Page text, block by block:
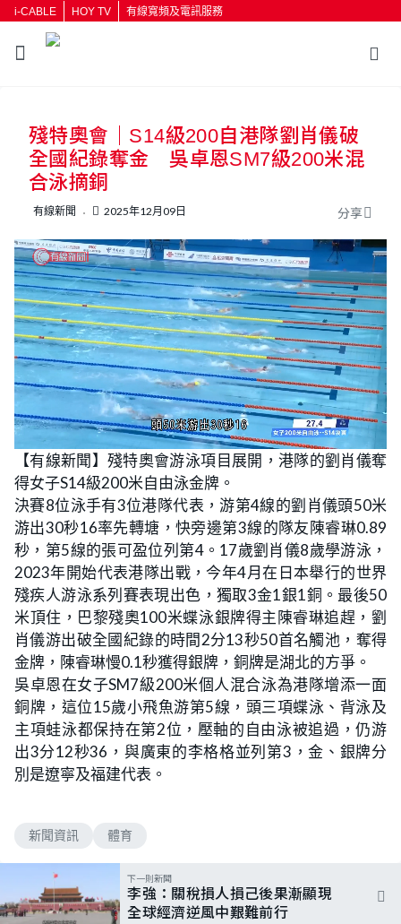
i-CABLE HOY TV 有線寬頻及電訊服務
殘特奧會｜S14級200自港隊劉肖儀破
全國紀錄奪金 吳卓恩SM7級200米混
合泳摘銅
有線新聞 2025年12月09日 分享
n
m
t
e
L
o
a
d
e
d
:
3
5
.
5
3
%
【有線新聞】殘特奧會游泳項目展開，港隊的劉肖儀奪
得女子S14級200米自由泳金牌。
決賽8位泳手有3位港隊代表，游第4線的劉肖儀頭50米
游出30秒16率先轉塘，快旁邊第3線的隊友陳睿琳0.89
秒，第5線的張可盈位列第4。17歲劉肖儀8歲學游泳，
2023年開始代表港隊出戰，今年4月在日本舉行的世界
殘疾人游泳系列賽表現出色，獨取3金1銀1銅。最後50
米頂住，巴黎殘奧100米蝶泳銀牌得主陳睿琳追趕，劉
肖儀游出破全國紀錄的時間2分13秒50首名觸池，奪得
金牌，陳睿琳慢0.1秒獲得銀牌，銅牌是湖北的方爭。
吳卓恩在女子SM7級200米個人混合泳為港隊增添一面
銅牌，這位15歲小飛魚游第5線，頭三項蝶泳、背泳及
主項蛙泳都保持在第2位，壓軸的自由泳被追過，仍游
出3分12秒36，與廣東的李格格並列第3，金、銀牌分
別是遼寧及福建代表。
新聞資訊 體育
下一則新聞
李強：關稅損人損己後果漸顯現
全球經濟逆風中艱難前行